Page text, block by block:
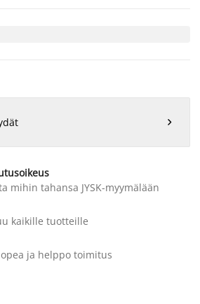

mihin tahansa JYSK-myymälään
kaikille tuotteille
ja helppo toimitus